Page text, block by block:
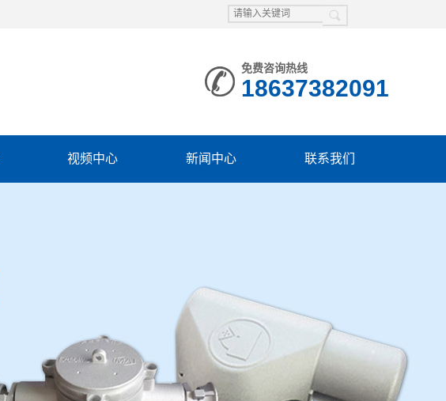
免费咨询热线
18637382091
视频中心 新闻中心 联系我们